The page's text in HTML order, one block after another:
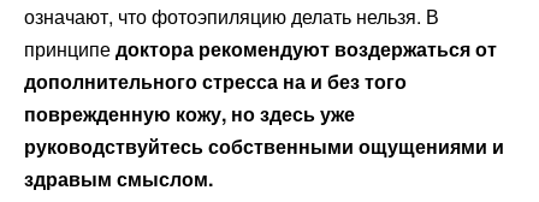
означают, что фотоэпиляцию делать нельзя. В
принципедоктора рекомендуют воздержаться от
дополнительного стресса на и без того
поврежденную кожу, но здесь уже
руководствуйтесь собственными ощущениями и
здравым смыслом.